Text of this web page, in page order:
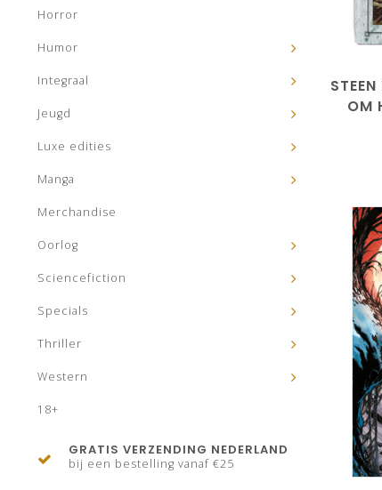
Horror
Humor
Integraal
Jeugd
Luxe edities
Manga
Merchandise
Oorlog
Sciencefiction
Specials
Thriller
Western
18+
GRATIS VERZENDING NEDERLAND
bij een bestelling vanaf €25
OM